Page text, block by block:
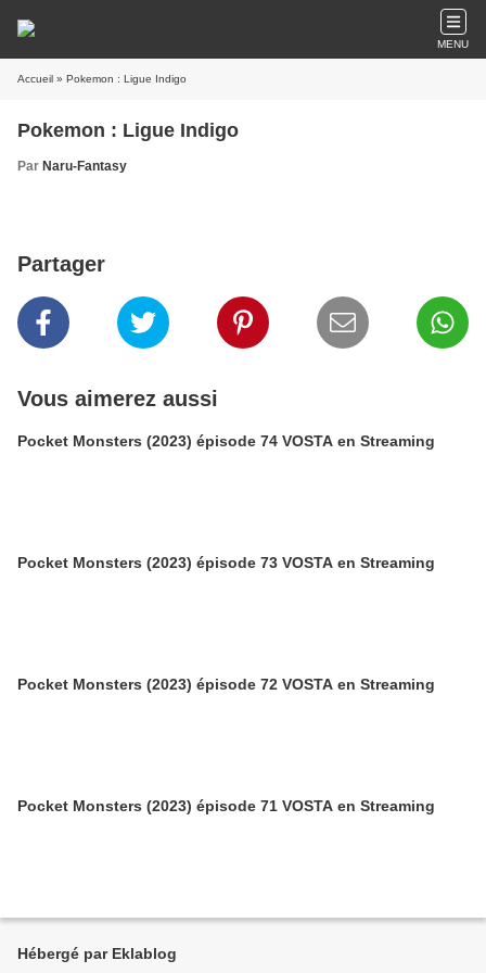
MENU
Accueil » Pokemon : Ligue Indigo
Pokemon : Ligue Indigo
Par Naru-Fantasy
Partager
Vous aimerez aussi
Pocket Monsters (2023) épisode 74 VOSTA en Streaming
Pocket Monsters (2023) épisode 73 VOSTA en Streaming
Pocket Monsters (2023) épisode 72 VOSTA en Streaming
Pocket Monsters (2023) épisode 71 VOSTA en Streaming
Hébergé par Eklablog